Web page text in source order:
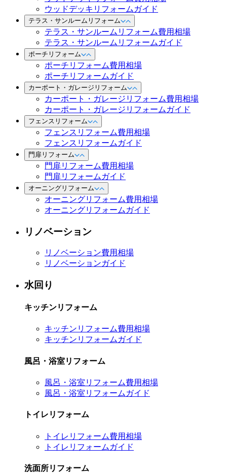
ウッドデッキリフォームガイド
テラス・サンルームリフォーム
テラス・サンルームリフォーム費用相場
テラス・サンルームリフォームガイド
ポーチリフォーム
ポーチリフォーム費用相場
ポーチリフォームガイド
カーポート・ガレージリフォーム
カーポート・ガレージリフォーム費用相場
カーポート・ガレージリフォームガイド
フェンスリフォーム
フェンスリフォーム費用相場
フェンスリフォームガイド
門扉リフォーム
門扉リフォーム費用相場
門扉リフォームガイド
オーニングリフォーム
オーニングリフォーム費用相場
オーニングリフォームガイド
リノベーション
リノベーション費用相場
リノベーションガイド
水回り
キッチンリフォーム
キッチンリフォーム費用相場
キッチンリフォームガイド
風呂・浴室リフォーム
風呂・浴室リフォーム費用相場
風呂・浴室リフォームガイド
トイレリフォーム
トイレリフォーム費用相場
トイレリフォームガイド
洗面所リフォーム